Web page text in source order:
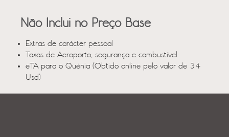
Não Inclui no Preço Base
Extras de carácter pessoal
Taxas de Aeroporto, segurança e combustível
eTA para o Quénia (Obtido online pelo valor de 34
Usd)